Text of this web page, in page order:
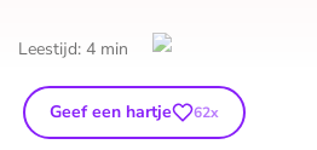
Leestijd: 4 min
Geef een hartje 62x